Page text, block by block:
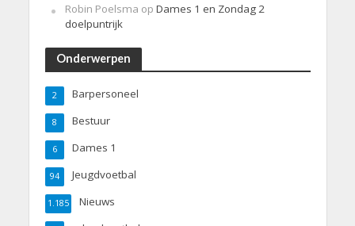
Robin Poelsma op Dames 1 en Zondag 2
doelpuntrijk
Onderwerpen
Barpersoneel
2
Bestuur
8
Dames 1
6
Jeugdvoetbal
94
Nieuws
1.185